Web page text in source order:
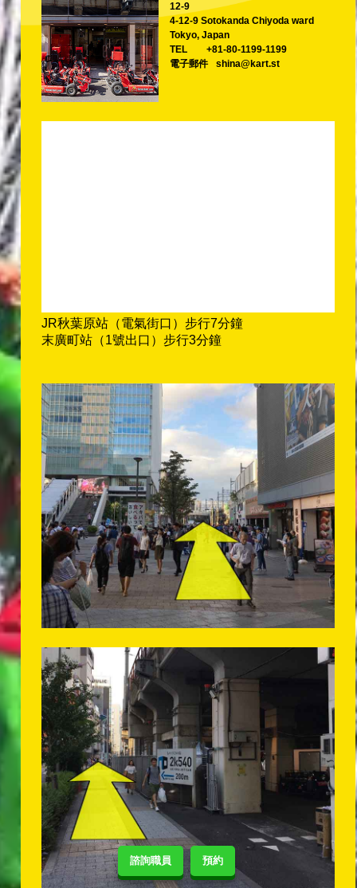
諮詢職員 預約
12-9
4-12-9 Sotokanda Chiyoda ward
Tokyo, Japan
TEL
+81-80-1199-1199
電子郵件
shina@kart.st
JR秋葉原站（電氣街口）步行7分鐘
末廣町站（1號出口）步行3分鐘